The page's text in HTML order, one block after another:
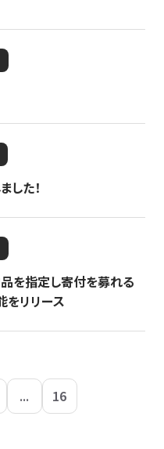
た！
を指定し寄付を募れる
をリリース
... 16